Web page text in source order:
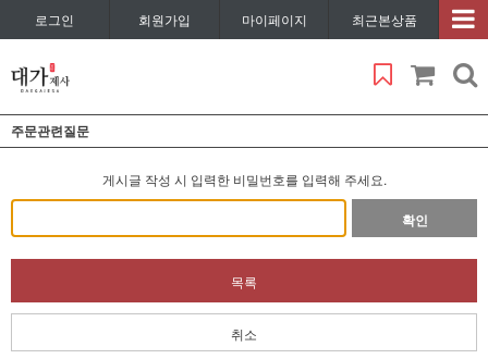
로그인 회원가입 마이페이지 최근본상품
주문관련질문
게시글 작성 시 입력한 비밀번호를 입력해 주세요.
확인
목록
취소